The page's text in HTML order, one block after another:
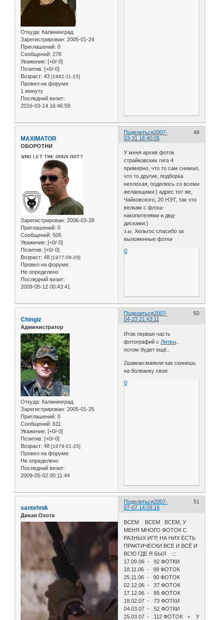
Откуда: Калининград
Зарегистрирован: 2005-01-24
Приглашений: 0
Сообщений: 278
Уважение: [+0/-0]
Позитив: [+0/-0]
Возраст: 43 [1982-11-15]
Провел на форуме:
1 минуту
Последний визит:
2016-03-14 16:46:59
Поделиться 49
2007-
03-31 18:40:05
MAXIMATOR
ОБОРОТНИ
Зарегистрирован: 2006-03-28
Приглашений: 0
Сообщений: 505
Уважение: [+0/-0]
Позитив: [+0/-0]
Возраст: 48 [1977-09-29]
Провел на форуме:
Не определено
Последний визит:
2009-05-12 00:43:41
У меня архив фоток
страйковских гига 4
примерно, что то сам снимал,
что то другие, подборка
неплохая, поделюсь со всеми
желающими:) адрес тот же,
Чайковского, 20 НЭТ, так что
велкам с флэш-
накопителями и двд-
дисками:)
з.ы. Хельгос спасибо за
выложенные фотки
0
Поделиться 50
2007-
04-23 21:43:11
Chingiz
Администратор
Откуда: Калининград
Зарегистрирован: 2005-01-25
Приглашений: 0
Сообщений: 611
Уважение: [+0/-0]
Позитив: [+0/-0]
Возраст: 48 [1978-01-25]
Провел на форуме:
Не определено
Последний визит:
2009-05-02 00:11:44
Итак первая часть
фотографий с Литвы
потом будет ещё..
2шаман:маякни как скинешь
на болванку свои
0
Поделиться 51
2007-
07-07 14:09:16
santehnik
Дикая Охота
ВСЕМ ВСЕМ ВСЕМ, У
МЕНЯ МНОГО ФОТОК С
РАЗНЫХ ИГР, НА НИХ ЕСТЬ
ПРАКТИЧЕСКИ ВСЕ И ВСЁ И
ВСЮ ГДЕ Я БЫЛ :::
17.09.06 - 92 ФОТКИ
18.11.06 - 99 ФОТОК
25.11.06 - 90 ФОТОК
02.12.06 - 37 ФОТОК
17.12.06 - 85 ФОТОК
18.02.07 - 73 ФОТКИ
04.03.07 - 52 ФОТКИ
25.03.07 - 112 ФОТОК + У